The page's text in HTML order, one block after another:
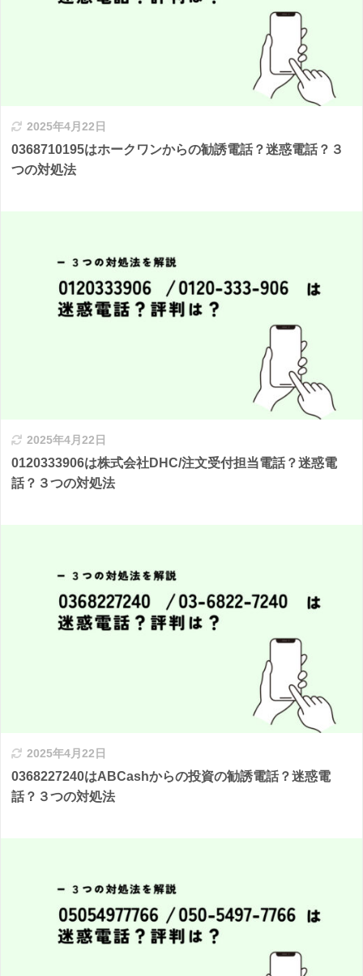
2025年4月22日
0368710195はホークワンからの勧誘電話？迷惑電話？３
つの対処法
2025年4月22日
0120333906は株式会社DHC/注文受付担当電話？迷惑電
話？３つの対処法
2025年4月22日
0368227240はABCashからの投資の勧誘電話？迷惑電
話？３つの対処法